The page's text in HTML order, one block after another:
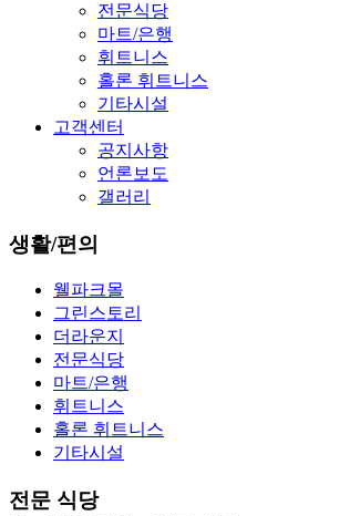
전문식당
마트/은행
휘트니스
홀론 휘트니스
기타시설
고객센터
공지사항
언론보도
갤러리
생활/편의
웰파크몰
그린스토리
더라운지
전문식당
마트/은행
휘트니스
홀론 휘트니스
기타시설
전문 식당